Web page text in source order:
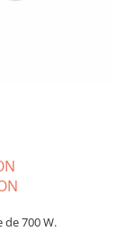
700 W.